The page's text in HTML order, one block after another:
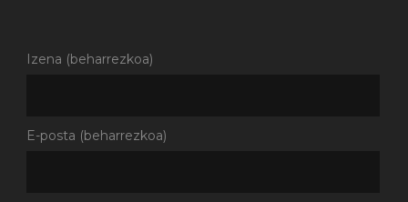
Izena (beharrezkoa)
E-posta (beharrezkoa)